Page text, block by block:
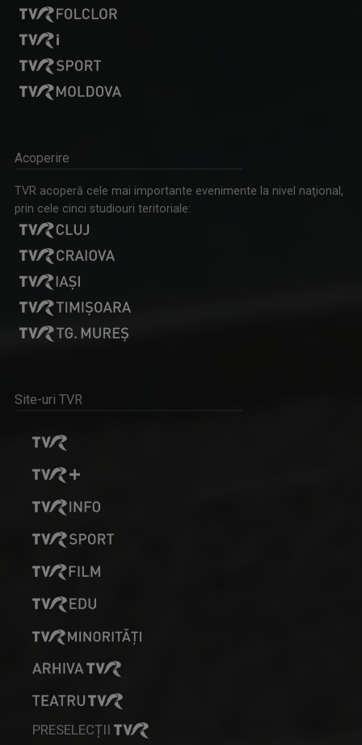
O emisiune plină de informațtii, bună ...
MINORITĂȚI ÎN LIMBA MAGHIARĂ
„Minorități în limba maghiară” este o emisiune ...
LUISA TÎRCĂ
Luisa Tîrcă face parte din echipa TVR din anul ...
TANIA STAVILĂ ŢUNAŞ
Producțiile care-i poartă semnătura s-au ...
MONICA PAVEL
Monica Pavel realizează emisiunea în limba ...
Acoperire
TVR acoperă cele mai importante evenimente la nivel naţional,
prin cele cinci studiouri teritoriale:
Site-uri TVR
PRESELECȚII